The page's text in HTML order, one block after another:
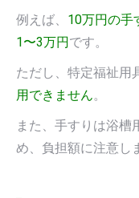
例えば、 10万円の手
1〜3万円 です。
ただし、特定福祉用
用できません。
また、手すりは浴槽
め、負担額に注意し